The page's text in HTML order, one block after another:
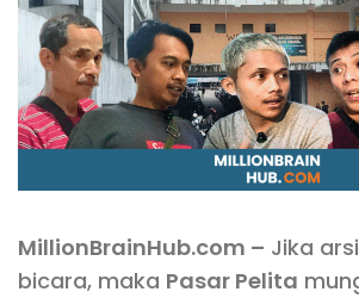
MillionBrainHub.com – Jika
bicara, maka Pasar Pelita